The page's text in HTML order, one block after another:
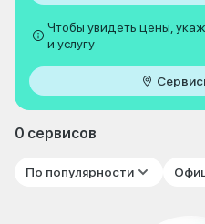
Чтобы увидеть цены,
и услугу
0 сервисов
По популярности